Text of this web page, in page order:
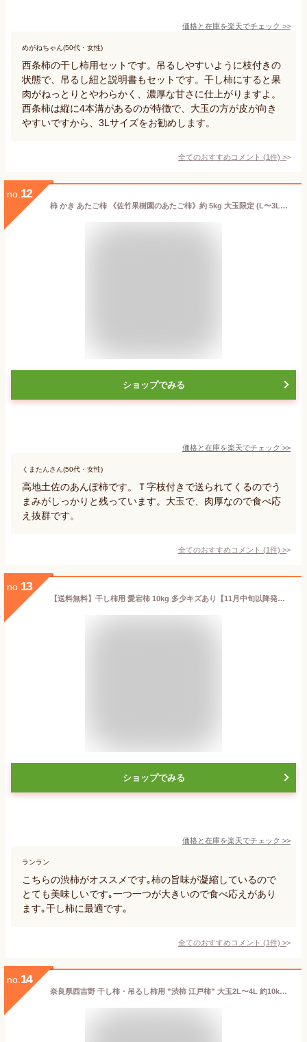
価格と在庫を楽天でチェック >>
めがねちゃん(50代・女性)
西条柿の干し柿用セットです。吊るしやすいように枝付きの
状態で、吊るし紐と説明書もセットです。干し柿にすると果
肉がねっとりとやわらかく、濃厚な甘さに仕上がりますよ。
西条柿は縦に4本溝があるのが特徴で、大玉の方が皮が向き
やすいですから、3Lサイズをお勧めします。
全てのおすすめコメント (1件) >
no. 12
柿 かき あたご柿 《佐竹果樹園のあたご柿》約 5kg 大玉限定 (L〜3Lサイズ混合) よさ来い監修 愛宕柿 愛媛県 丹原産 干し柿 用 渋柿 枝付渋柿 干し柿 つるし柿 あんぽ柿 さらし柿用 【あたご柿 5キロ】《11月中旬よりご注文順発送》
ショップでみる
価格と在庫を楽天でチェック >>
くまたんさん(50代・女性)
高地土佐のあんぽ柿です。Ｔ字枝付きで送られてくるのでう
まみがしっかりと残っています。大玉で、肉厚なので食べ応
え抜群です。
全てのおすすめコメント (1件) >
no. 13
【送料無料】干し柿用 愛宕柿 10kg 多少キズあり【11月中旬以降発送】｜愛媛県 西条市 丹原 渋柿 冬の風物詩 柿産地 直送 毎年大人気 期間限定 数量限定 つるし柿
ショップでみる
価格と在庫を楽天でチェック >>
ランラン
こちらの渋柿がオススメです｡柿の旨味が凝縮しているので
とても美味しいです｡一つ一つが大きいので食べ応えがあり
ます｡干し柿に最適です｡
全てのおすすめコメント (1件) >
no. 14
奈良県西吉野 干し柿・吊るし柿用 ”渋柿 江戸柿” 大玉2L〜4L 約10kg 【北海道・沖縄・離島以外送料無料】 フルーツ ギフト 贈り物 スイーツ プレゼント お祝い 御礼 干柿 あんぽ柿 市田柿